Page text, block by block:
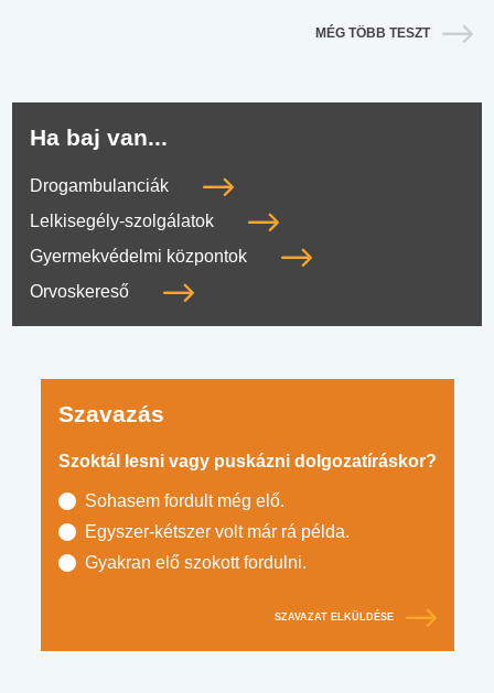
MÉG TÖBB TESZT
Ha baj van...
Drogambulanciák
Lelkisegély-szolgálatok
Gyermekvédelmi központok
Orvoskereső
Szavazás
Szoktál lesni vagy puskázni dolgozatíráskor?
Sohasem fordult még elő.
Egyszer-kétszer volt már rá példa.
Gyakran elő szokott fordulni.
SZAVAZAT ELKÜLDÉSE